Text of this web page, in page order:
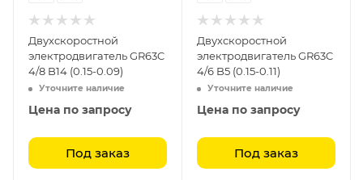
Двухскоростной
электродвигатель GR63C
4/8 B14 (0.15-0.09)
Уточните наличие
Цена по запросу
Под заказ
Двухскоростной
электродвигатель GR63C
4/6 B5 (0.15-0.11)
Уточните наличие
Цена по запросу
Под заказ